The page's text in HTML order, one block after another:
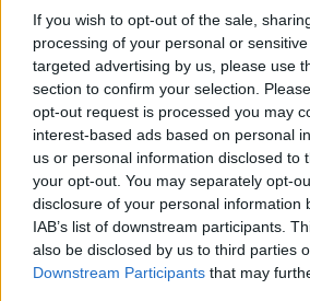
If you wish to opt-out of the sale,
processing of your personal or
targeted advertising by us, please use
section to confirm your selection.
opt-out request is processed you may
interest-based ads based on personal
us or personal information disclosed to
your opt-out. You may separately opt-
disclosure of your personal information
IAB’s list of downstream participants.
also be disclosed by us to third parties
Downstream Participants that may
wejściówki oraz w miejscach
internetowej www.noweepifanie.pl
Organizatorem Festiwalu jest
II. To warszawska instytucja kultury,
dialogu, ośrodek, w którym
papieża. Centrum działa w obszarze
edukacji oraz budowania
odpowiedzialnego społeczeństwa.
tank współpracuje ze
opiniotwórczym, kształtuje liderów